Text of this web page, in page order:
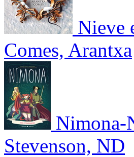
Nieve
Comes, Arantxa
Nimona-
Stevenson, ND